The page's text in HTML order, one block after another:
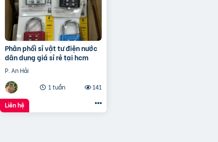
Phân phối sỉ vật tư điện nước
dân dụng giá sỉ rẻ tại hcm
P. An Hải
1 tuần
141
Liên hệ